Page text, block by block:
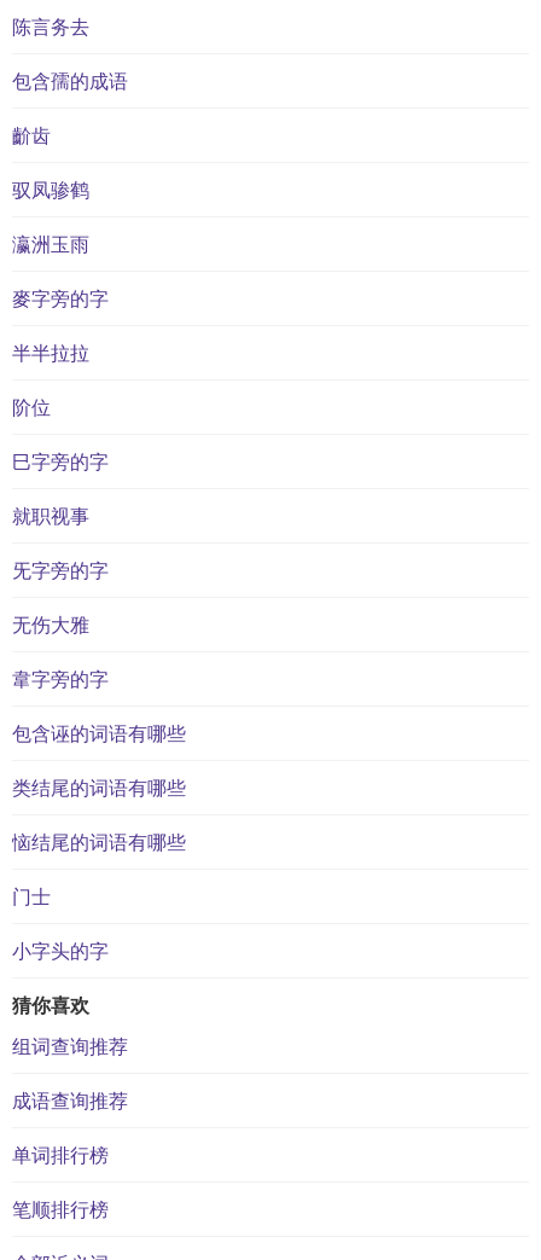
陈言务去
包含孺的成语
齘齿
驭凤骖鹤
瀛洲玉雨
麥字旁的字
半半拉拉
阶位
巳字旁的字
就职视事
旡字旁的字
无伤大雅
韋字旁的字
包含诬的词语有哪些
类结尾的词语有哪些
恼结尾的词语有哪些
门士
小字头的字
猜你喜欢
组词查询推荐
成语查询推荐
单词排行榜
笔顺排行榜